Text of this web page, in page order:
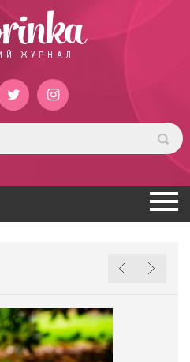
ЖУРНАЛ